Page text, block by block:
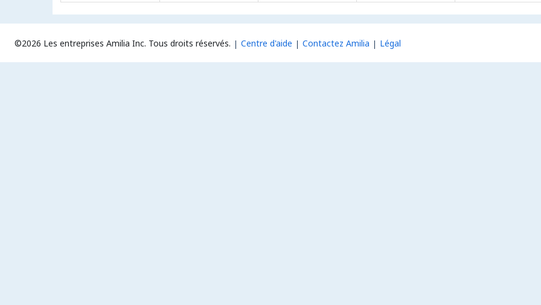
©2026 Les entreprises Amilia Inc. Tous droits réservés. Centre d'aide Contactez Amilia Légal